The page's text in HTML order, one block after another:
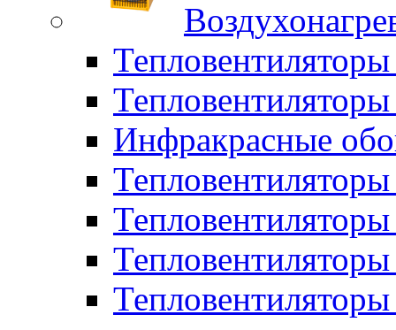
Тепловентиляторы
Инфракрасные